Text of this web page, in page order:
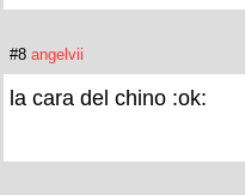
#8 angelvii
la cara del chino :ok: